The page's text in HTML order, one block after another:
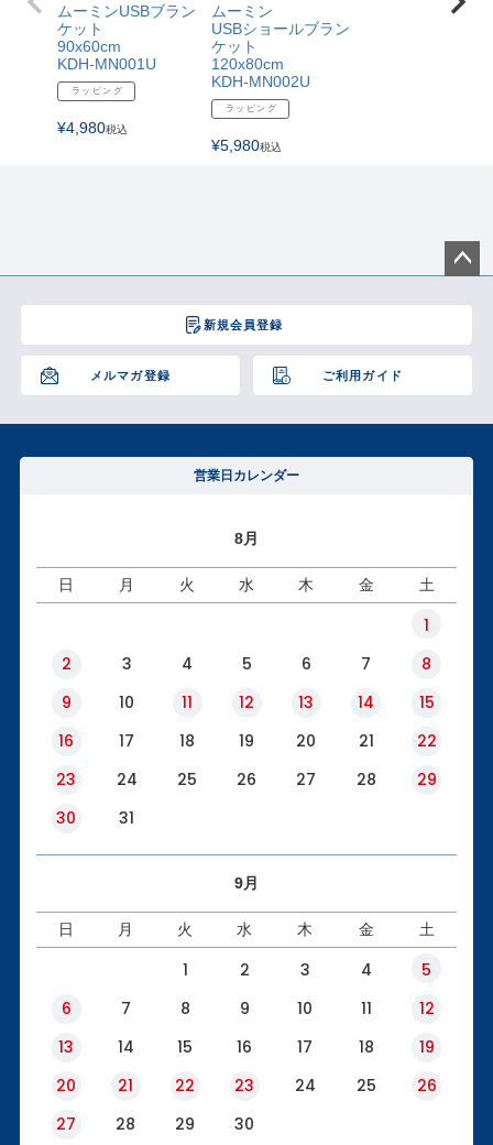
ムーミンUSBブラン
ケット
90x60cm
KDH-MN001U
ラッピング
¥4,980税込
ムーミン
USBショールブラン
ケット
120x80cm
KDH-MN002U
ラッピング
¥5,980税込
新規会員登録
メルマガ登録 ご利用ガイド
ジト
へ
営業日カレンダー
8月
日 月 火 水 木 金 土
1
2
3 4 5 6 7
8
9
10 11 12 13 14
15
16
17 18 19 20 21
22
23
24 25 26 27 28
29
30
31
9月
日 月 火 水 木 金 土
1 2 3 4
5
6
7 8 9 10 11
12
13
14 15 16 17 18
19
20
21 22 23 24 25
26
27
28 29 30